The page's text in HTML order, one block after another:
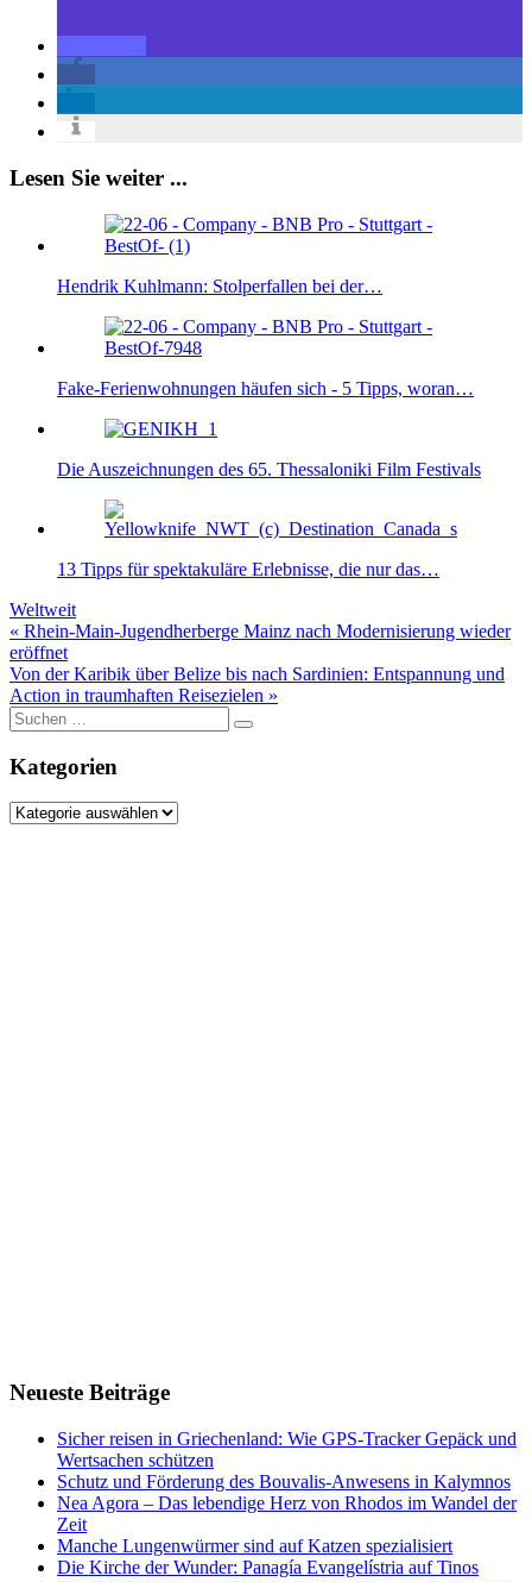
Lesen Sie weiter ...
Hendrik Kuhlmann: Stolperfallen bei der…
Fake-Ferienwohnungen häufen sich - 5 Tipps, woran…
Die Auszeichnungen des 65. Thessaloniki Film Festivals
13 Tipps für spektakuläre Erlebnisse, die nur das…
Weltweit
Beitragsnavigation
« Rhein-Main-Jugendherberge Mainz nach Modernisierung wieder
eröffnet
Von der Karibik über Belize bis nach Sardinien: Entspannung und
Action in traumhaften Reisezielen »
Suche
nach:
Kategorien
Kategorien
Neueste Beiträge
Sicher reisen in Griechenland: Wie GPS-Tracker Gepäck und
Wertsachen schützen
Schutz und Förderung des Bouvalis-Anwesens in Kalymnos
Nea Agora – Das lebendige Herz von Rhodos im Wandel der
Zeit
Manche Lungenwürmer sind auf Katzen spezialisiert
Die Kirche der Wunder: Panagía Evangelístria auf Tinos